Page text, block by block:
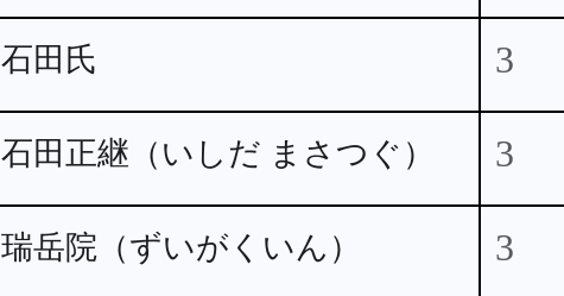
石田氏 3
石田正継（いしだ まさつぐ） 3
瑞岳院（ずいがくいん） 3